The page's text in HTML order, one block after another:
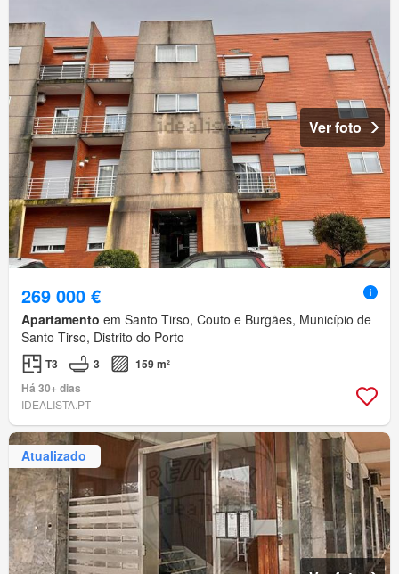
Ver foto
269 000 €
Apartamento em Santo Tirso, Couto e Burgães, Município de
Santo Tirso, Distrito do Porto
T3 3
159 m²
Há 30+ dias
IDEALISTA.PT
Atualizado